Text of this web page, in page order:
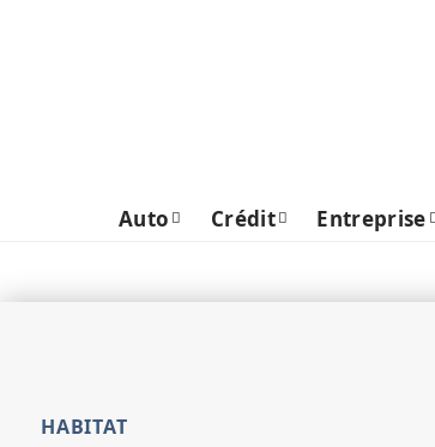
Auto Crédit Entreprise
HABITAT